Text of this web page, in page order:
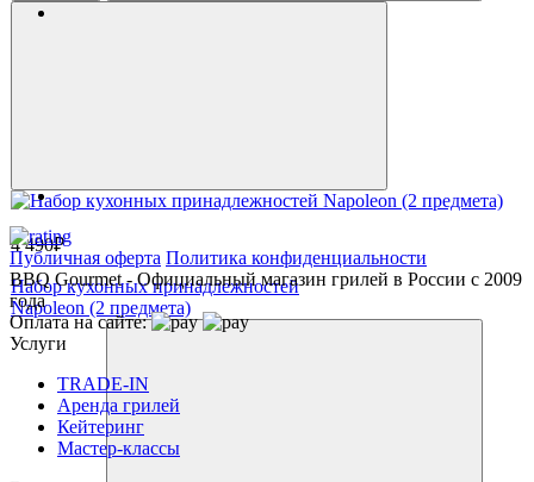
4 490₽
Набор кухонных принадлежностей
Napoleon (2 предмета)
Публичная оферта Политика конфиденциальности
BBQ Gourmet - Официальный магазин грилей в России с 2009
года
Оплата на сайте:
Услуги
TRADE-IN
Аренда грилей
Кейтеринг
Мастер-классы